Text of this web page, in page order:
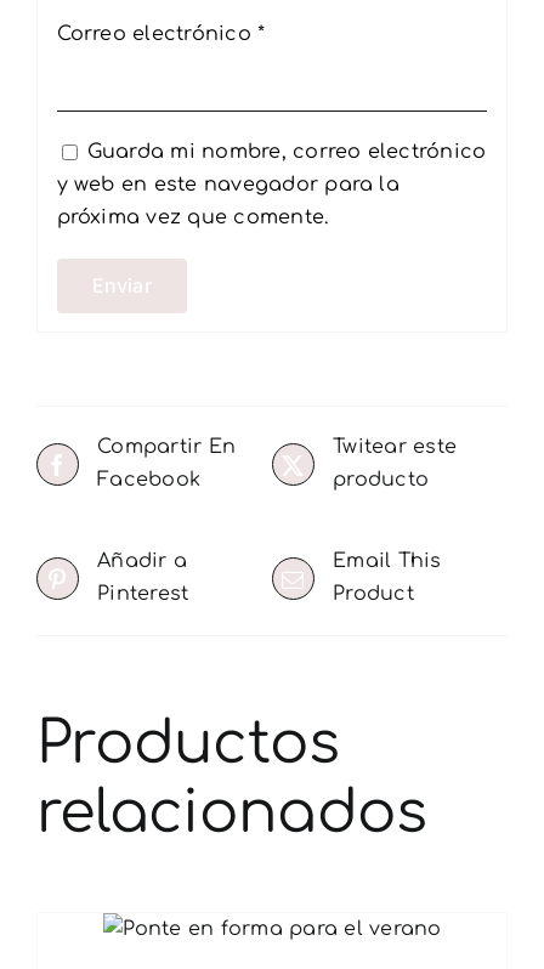
Correo electrónico*
Guarda mi nombre, correo electrónico
y web en este navegador para la
próxima vez que comente.
Compartir En
Facebook
Twitear este
producto
Añadir a
Pinterest
Email This
Product
Productos
relacionados